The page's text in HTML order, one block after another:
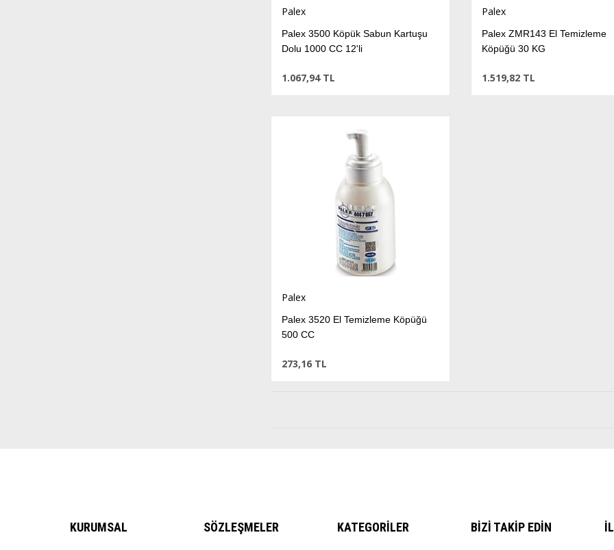
Palex
Palex 3500 Köpük Sabun Kartuşu
Dolu 1000 CC 12'li
1.067,94 TL
Palex
Palex ZMR143 El Temizleme
Köpüğü 30 KG
1.519,82 TL
Palex
Palex 3520 El Temizleme Köpüğü
500 CC
273,16 TL
KURUMSAL SÖZLEŞMELER KATEGORİLER BİZİ TAKİP EDİN